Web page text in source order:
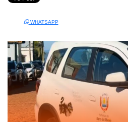
WHATSAPP